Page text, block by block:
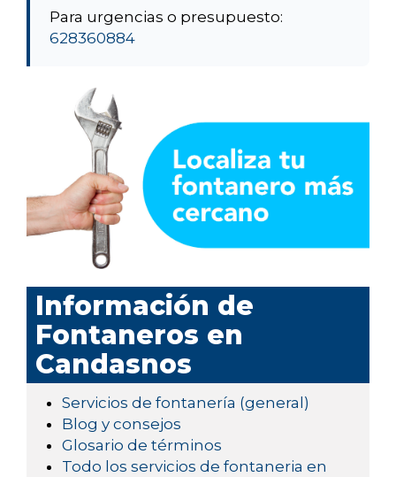
Para urgencias o presupuesto:
628360884
Información de
Fontaneros en
Candasnos
Servicios de fontanería (general)
Blog y consejos
Glosario de términos
Todo los servicios de fontaneria en